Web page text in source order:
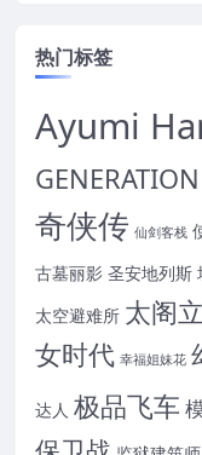
热门标签
Ayumi
GENERATION
奇侠传 仙剑客栈
古墓丽影 圣安地列斯
太空避难所 太阁
女时代 幸福姐妹花
达人 极品飞车